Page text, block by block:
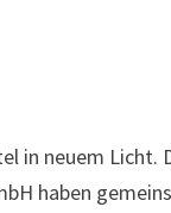
neuem Licht.
haben